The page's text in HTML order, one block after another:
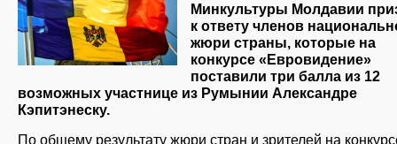
Минкультуры Молдавии
к ответу членов
жюри страны, которые на
конкурсе «Евровидение»
поставили три балла из 12
возможных участнице из Румынии Александре
Кэпитэнеску.
По общему результату жюри стран и зрителей на